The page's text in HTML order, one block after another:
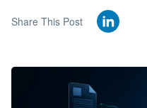
Share This Post